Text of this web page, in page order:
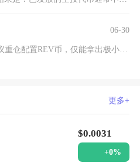
06-30
结论先行：普通投资者不建议重仓配置REV币，仅能拿出极小比例...
更多+
$0.0031
+0%